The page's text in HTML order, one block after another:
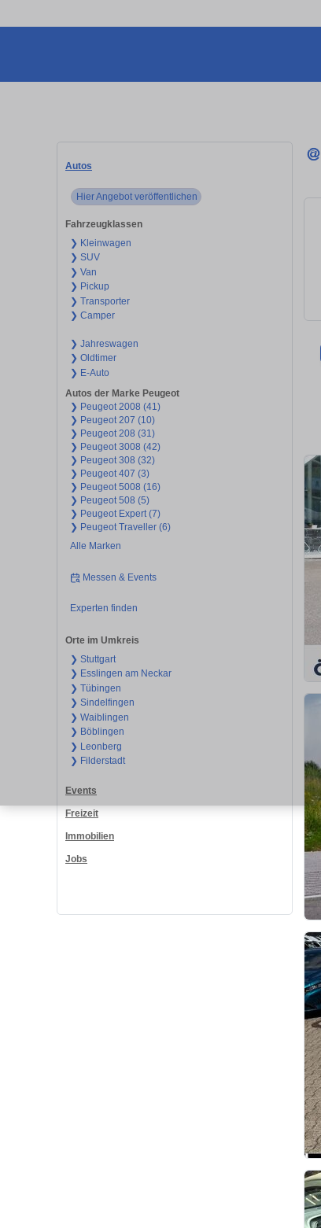
Autos
Hier Angebot veröffentlichen
Fahrzeugklassen
❯ Kleinwagen
❯ SUV
❯ Van
❯ Pickup
❯ Transporter
❯ Camper
❯ Jahreswagen
❯ Oldtimer
❯ E-Auto
Autos der Marke Peugeot
❯ Peugeot 2008 (41)
❯ Peugeot 207 (10)
❯ Peugeot 208 (31)
❯ Peugeot 3008 (42)
❯ Peugeot 308 (32)
❯ Peugeot 407 (3)
❯ Peugeot 5008 (16)
❯ Peugeot 508 (5)
❯ Peugeot Expert (7)
❯ Peugeot Traveller (6)
Alle Marken
Messen & Events
Experten finden
Orte im Umkreis
❯ Stuttgart
❯ Esslingen am Neckar
❯ Tübingen
❯ Sindelfingen
❯ Waiblingen
❯ Böblingen
❯ Leonberg
❯ Filderstadt
Events
Freizeit
Immobilien
Jobs